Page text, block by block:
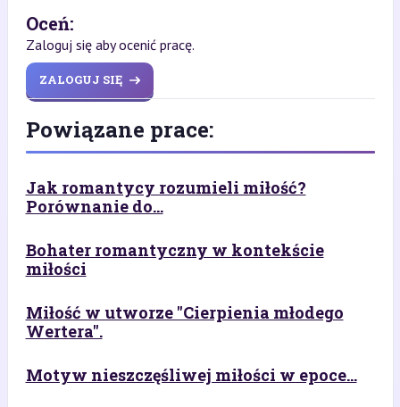
Oceń:
Zaloguj się aby ocenić pracę.
ZALOGUJ SIĘ
Powiązane prace:
Jak romantycy rozumieli miłość?
Porównanie do...
Bohater romantyczny w kontekście
miłości
Miłość w utworze "Cierpienia młodego
Wertera".
Motyw nieszczęśliwej miłości w epoce...